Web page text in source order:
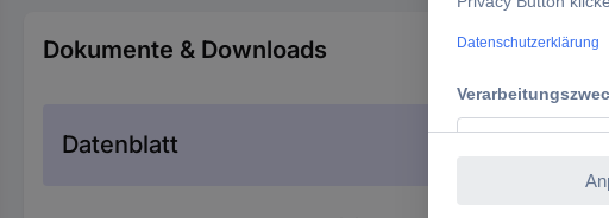
Dokumente & Downloads
Datenblatt